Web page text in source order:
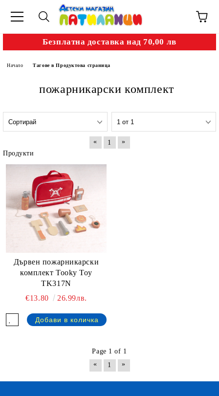
Безплатна доставка над 70,00 лв
Начало Тагове в Продуктова страница
пожарникарски комплект
« 1
»
Продукти
Дървен пожарникарски
комплект Tooky Toy
TK317N
€13.80
26.99лв.
Page 1 of 1
«
1 »